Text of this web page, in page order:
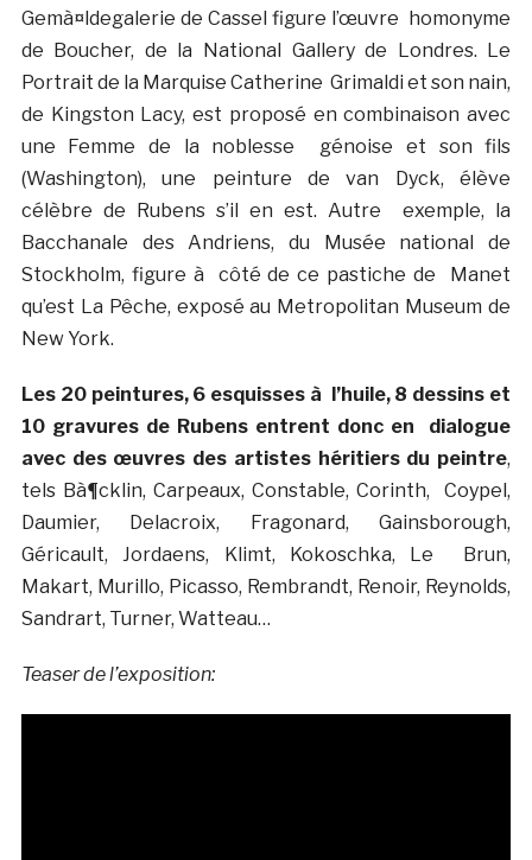
Gemà¤ldegalerie de Cassel figure l’œuvre homonyme
de Boucher, de la National Gallery de Londres. Le
Portrait de la Marquise Catherine Grimaldi et son nain,
de Kingston Lacy, est proposé en combinaison avec
une Femme de la noblesse génoise et son fils
(Washington), une peinture de van Dyck, élève
célèbre de Rubens s’il en est. Autre exemple, la
Bacchanale des Andriens, du Musée national de
Stockholm, figure à côté de ce pastiche de Manet
qu’est La Pêche, exposé au Metropolitan Museum de
New York.
Les 20 peintures, 6 esquisses à l’huile, 8 dessins et
10 gravures de Rubens entrent donc en dialogue
avec des œuvres des artistes héritiers du peintre,
tels Bà¶cklin, Carpeaux, Constable, Corinth, Coypel,
Daumier, Delacroix, Fragonard, Gainsborough,
Géricault, Jordaens, Klimt, Kokoschka, Le Brun,
Makart, Murillo, Picasso, Rembrandt, Renoir, Reynolds,
Sandrart, Turner, Watteau…
Teaser de l’exposition: